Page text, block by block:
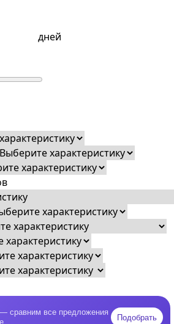
дней
— сравним все предложения
Подобрать